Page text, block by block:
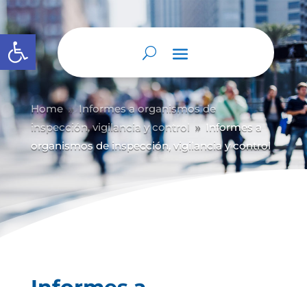
Abrir barra de herramientas
Home 9 Informes a organismos de
inspección, vigilancia y control 9
Informes a
organismos de inspección, vigilancia y control